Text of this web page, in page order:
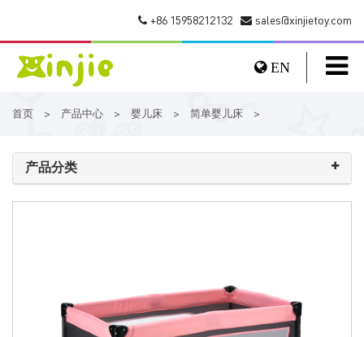
sales@xinjietoy.com
+86 15958212132
EN
首页 > 产品中心 > 婴儿床 > 简单婴儿床 >
产品分类